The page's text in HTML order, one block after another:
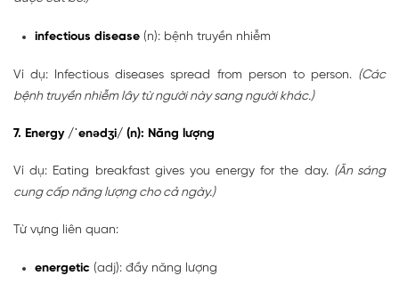
infectious disease (n): bệnh truyền nhiễm
Ví dụ: Infectious diseases spread from person to person. (Các
bệnh truyền nhiễm lây từ người này sang người khác.)
7. Energy /ˈenədʒi/ (n): Năng lượng
Ví dụ: Eating breakfast gives you energy for the day. (Ăn sáng
cung cấp năng lượng cho cả ngày.)
Từ vựng liên quan:
energetic (adj): đầy năng lượng